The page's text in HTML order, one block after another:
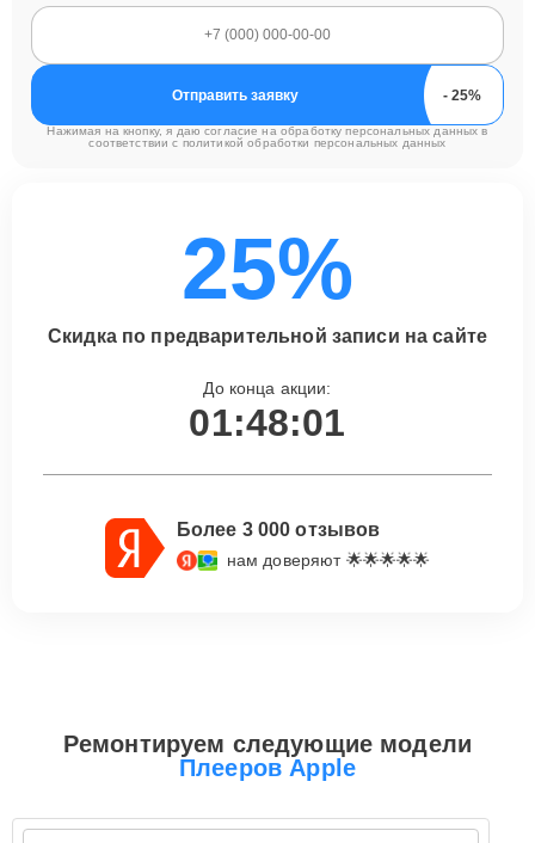
Отправить заявку
Нажимая на кнопку, я даю согласие на обработку персональных данных в
соответствии с политикой обработки персональных данных
25%
Скидка по предварительной записи на сайте
До конца акции:
01:48:00
Более 3 000 отзывов
нам доверяют 🌟🌟🌟🌟🌟
Ремонтируем следующие модели
Плееров Apple